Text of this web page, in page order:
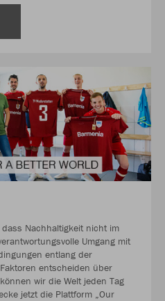
Nachhaltigkeit nicht im
Umgang mit
entlang der
entscheiden über
wir die Welt jeden Tag
jetzt die Plattform „Our